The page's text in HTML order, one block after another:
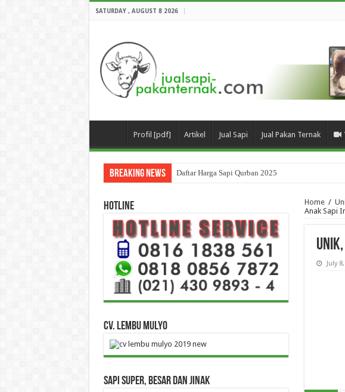
SATURDAY , AUGUST 8 2026
Profil [pdf] Artikel Jual Sapi Jual Pakan Ternak
Breaking News Daftar Harga Sapi Qurban 2025
Home /
Anak Sapi
July
HOTLINE
CV. Lembu Mulyo
Sapi Super, Besar dan Jinak